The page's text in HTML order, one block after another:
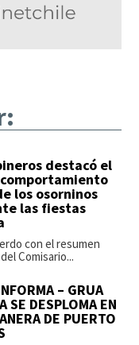
destacó el
los osorninos
las fiestas
con el resumen
Comisario...
– GRUA
SE DESPLOMA EN
DE PUERTO